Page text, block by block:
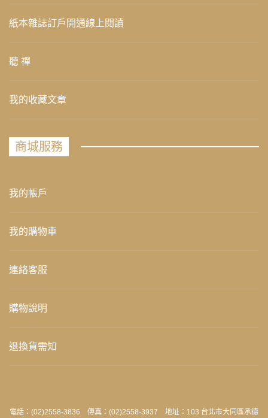
紙本雜誌訂戶開通線上閱讀
聽 禪
我的收藏文章
商城服務
我的帳戶
我的購物車
連絡客服
購物說明
退換貨需知
電話：(02)2558-3836 傳真：(02)2558-3937 地址：103 台北市大同區承德